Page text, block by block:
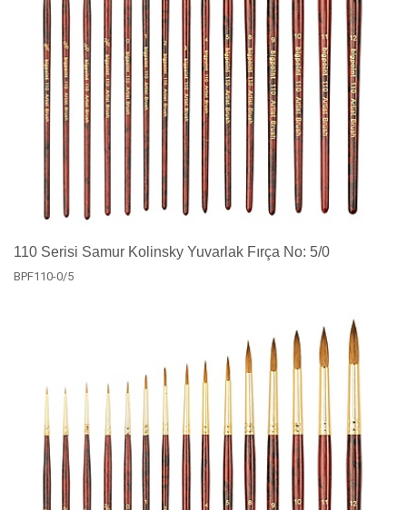
110 Serisi Samur Kolinsky Yuvarlak Fırça No: 5/0
BPF110-0/5